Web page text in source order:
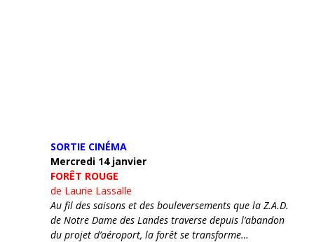
SORTIE CINÉMA
Mercredi 14 janvier
FORÊT ROUGE
de Laurie Lassalle
Au fil des saisons et des bouleversements que la Z.A.D.
de Notre Dame des Landes traverse depuis l’abandon
du projet d’aéroport, la forêt se transforme…